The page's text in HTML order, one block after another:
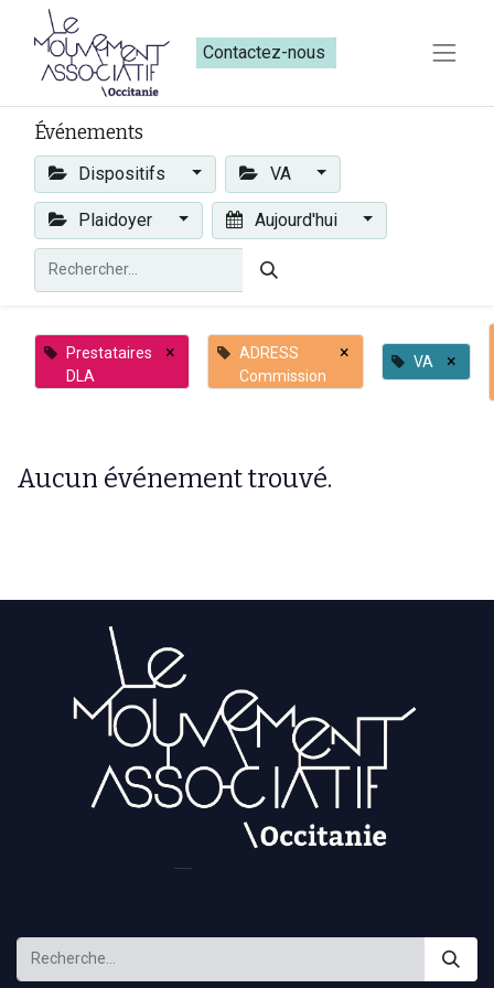
Contactez-nous​​
Événements
Dispositifs VA
Plaidoyer Aujourd'hui
Prestataires
DLA
×
ADRESS
Commission
× VA ×
Aucun événement trouvé.